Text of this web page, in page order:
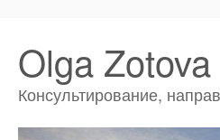
Olga Zotova
Консультирование,